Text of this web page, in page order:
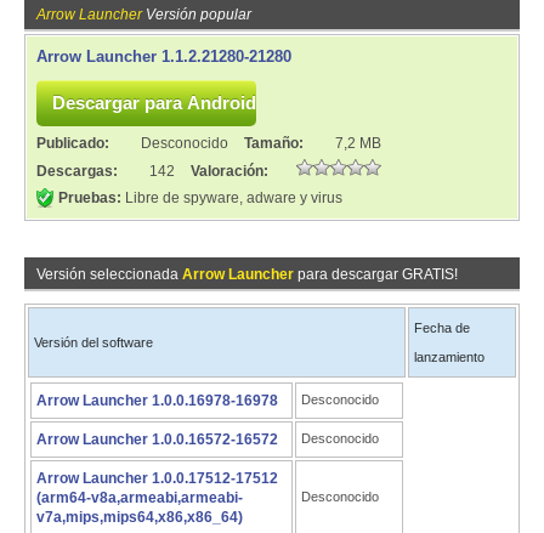
Arrow LauncherVersión popular
Arrow Launcher 1.1.2.21280-21280
Publicado: Desconocido Tamaño:
7,2 MB
Descargas:
142
Valoración:
Pruebas: Libre de spyware, adware y virus
Versión seleccionada Arrow Launcher para descargar GRATIS!
Versión del software
Fecha de
lanzamiento
Arrow Launcher 1.0.0.16978-16978 Desconocido
Arrow Launcher 1.0.0.16572-16572 Desconocido
Arrow Launcher 1.0.0.17512-17512
(arm64-v8a,armeabi,armeabi-
v7a,mips,mips64,x86,x86_64)
Desconocido